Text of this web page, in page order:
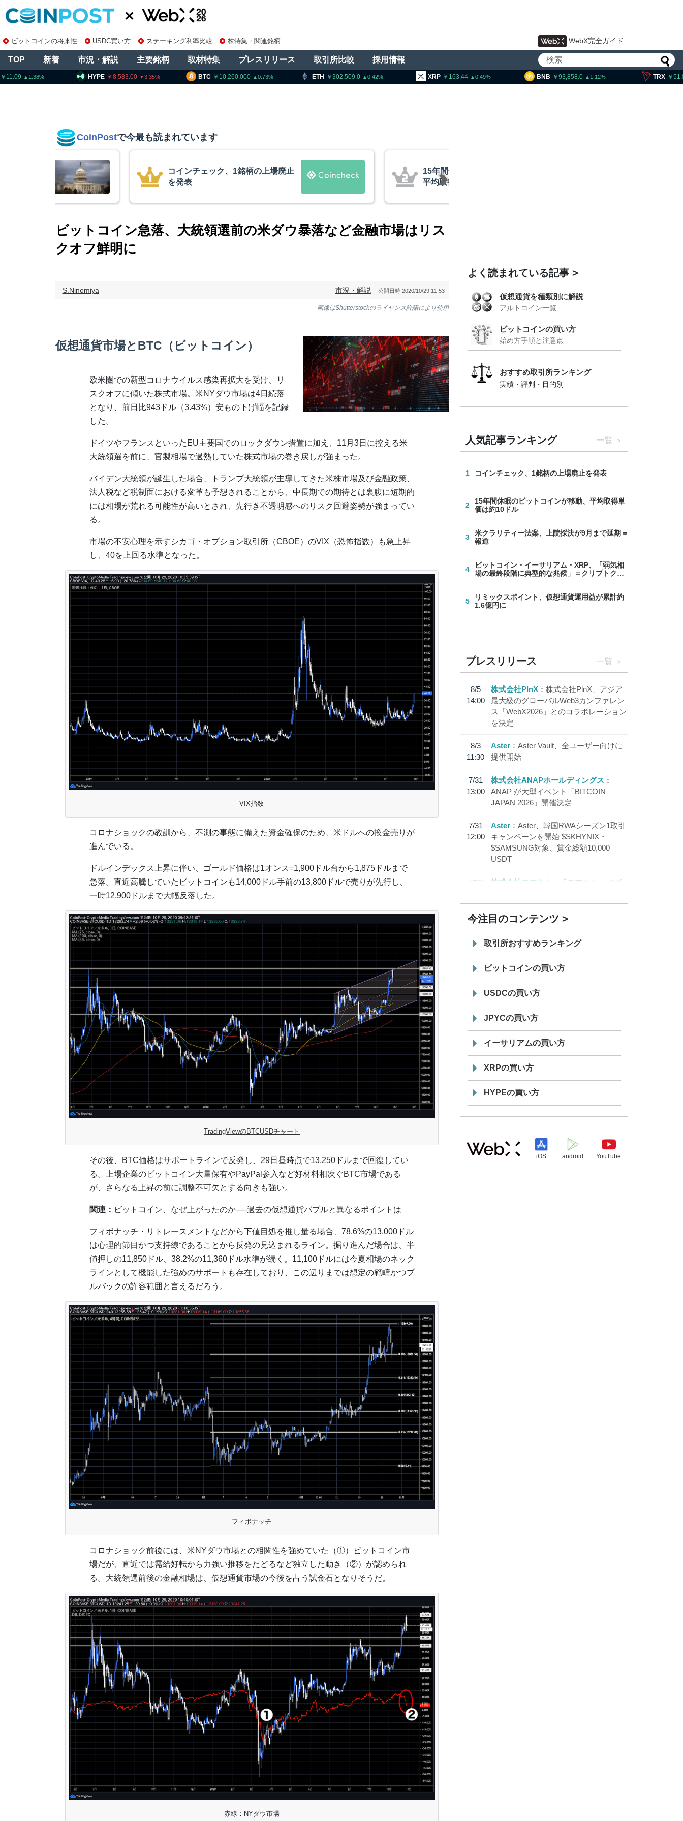
ビットコインの将来性 USDC買い方 ステーキング利率比較 株特集・関連銘柄 WebX完全ガイド
TOP 新着 市況・解説 主要銘柄 取材特集 プレスリリース 取引所比較 採用情報
BTC 10,260,000 0.73 ETH 302,509.0 0.42 XRP 163.44 0.49 BNB 93,858.0 1.12 TRX 51.80
HYPE 8,583.00 3.35
CoinPostで今最も読まれています
コインチェック、1銘柄の上場廃止
を発表
15年間休眠のビットコインが移動、
平均取得単価は約10ドル
ビットコイン急落、大統領選前の米ダウ暴落など金融市場はリス
クオフ鮮明に
S.Ninomiya 市況・解説 公開日時:2020/10/29 11:53
画像はShutterstockのライセンス許諾により使用
仮想通貨市場とBTC（ビットコイン）
欧米圏での新型コロナウイルス感染再拡大を受け、リ
スクオフに傾いた株式市場。米NYダウ市場は4日続落
となり、前日比943ドル（3.43%）安もの下げ幅を記録
した。
ドイツやフランスといったEU主要国でのロックダウン措置に加え、11月3日に控える米
大統領選を前に、官製相場で過熱していた株式市場の巻き戻しが強まった。
バイデン大統領が誕生した場合、トランプ大統領が主導してきた米株市場及び金融政策、
法人税など税制面における変革も予想されることから、中長期での期待とは裏腹に短期的
には相場が荒れる可能性が高いとされ、先行き不透明感へのリスク回避姿勢が強まってい
る。
市場の不安心理を示すシカゴ・オプション取引所（CBOE）のVIX（恐怖指数）も急上昇
し、40を上回る水準となった。
VIX指数
コロナショックの教訓から、不測の事態に備えた資金確保のため、米ドルへの換金売りが
進んでいる。
ドルインデックス上昇に伴い、ゴールド価格は1オンス=1,900ドル台から1,875ドルまで
急落。直近高騰していたビットコインも14,000ドル手前の13,800ドルで売りが先行し、
一時12,900ドルまで大幅反落した。
TradingViewのBTCUSDチャート
その後、BTC価格はサポートラインで反発し、29日昼時点で13,250ドルまで回復してい
る。上場企業のビットコイン大量保有やPayPal参入など好材料相次ぐBTC市場である
が、さらなる上昇の前に調整不可欠とする向きも強い。
関連： ビットコイン、なぜ上がったのか──過去の仮想通貨バブルと異なるポイントは
フィボナッチ・リトレースメントなどから下値目処を推し量る場合、78.6%の13,000ドル
は心理的節目かつ支持線であることから反発の見込まれるライン。掘り進んだ場合は、半
値押しの11,850ドル、38.2%の11,360ドル水準が続く。11,100ドルには今夏相場のネック
ラインとして機能した強めのサポートも存在しており、この辺りまでは想定の範疇かつプ
ルバックの許容範囲と言えるだろう。
フィボナッチ
コロナショック前後には、米NYダウ市場との相関性を強めていた（①）ビットコイン市
場だが、直近では需給好転から力強い推移をたどるなど独立した動き（②）が認められ
る。大統領選前後の金融相場は、仮想通貨市場の今後を占う試金石となりそうだ。
赤線：NYダウ市場
よく読まれている記事
仮想通貨を種類別に解説
アルトコイン一覧
ビットコインの買い方
始め方手順と注意点
おすすめ取引所ランキング
実績・評判・目的別
人気記事ランキング 一覧
1 コインチェック、1銘柄の上場廃止を発表
2
15年間休眠のビットコインが移動、平均取得単
価は約10ドル
3
米クラリティー法案、上院採決が9月まで延期＝
報道
4
ビットコイン・イーサリアム・XRP、「弱気相
場の最終段階に典型的な兆候」＝クリプトクア
5
リミックスポイント、仮想通貨運用益が累計約
1.6億円に
プレスリリース 一覧
8/5
14:00
株式会社PlnX
株式会社PlnX、アジア
最大級のグローバルWeb3カンファレン
ス「WebX2026」とのコラボレーション
を決定
8/3
11:30
Aster
Aster Vault、全ユーザー向けに
提供開始
7/31
13:00
株式会社ANAPホールディングス
ANAP が大型イベント「BITCOIN
JAPAN 2026」開催決定
7/31
12:00
Aster
Aster、韓国RWAシーズン1取引
キャンペーンを開始 $SKHYNIX・
$SAMSUNG対象、賞金総額10,000
USDT
7/30
株式会社モアクト
「モアクト」 のポ
「 JPYC」を追加
19:30
てステーブルコイン「JPYSC」徹底解
説セミナーを開催
今注目のコンテンツ
取引所おすすめランキング
ビットコインの買い方
USDCの買い方
JPYCの買い方
イーサリアムの買い方
XRPの買い方
HYPEの買い方
iOS android YouTube